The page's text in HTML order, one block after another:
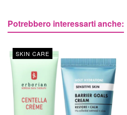
Potrebbero interessarti anche:
SKIN CARE